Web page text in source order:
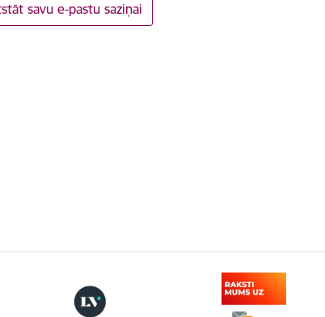
savu e-pastu saziņai